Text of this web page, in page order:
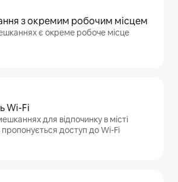
з окремим робочим місцем
є окреме робоче місце
Wi-Fi
для відпочинку в місті
доступ до Wi-Fi